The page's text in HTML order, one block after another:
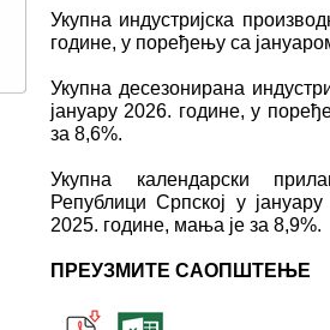
Укупна индустријска
године, у поређењу са
Укупна десезонирана
јануару 2026. године, у
за 8,6%.
Укупна календарски
Републици Српској у
2025. године, мања је за 8,9%.
ПРЕУЗМИТЕ САОПШТЕЊЕ